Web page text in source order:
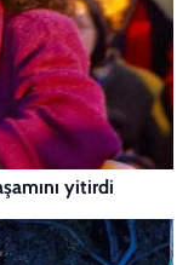
yitirdi